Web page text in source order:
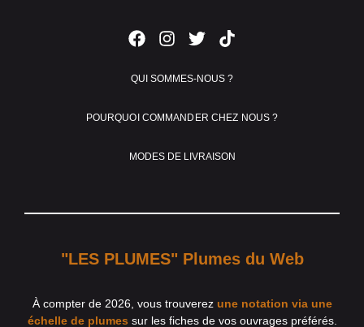
QUI SOMMES-NOUS ?
POURQUOI COMMANDER CHEZ NOUS ?
MODES DE LIVRAISON
"LES PLUMES" Plumes du Web
À compter de 2026, vous trouverez une notation via une
échelle de plumes sur les fiches de vos ouvrages préférés.